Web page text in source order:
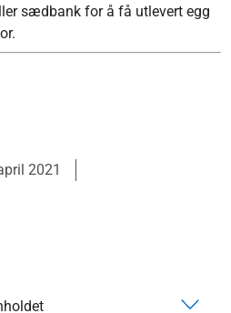
sædbank for å få utlevert egg
2021